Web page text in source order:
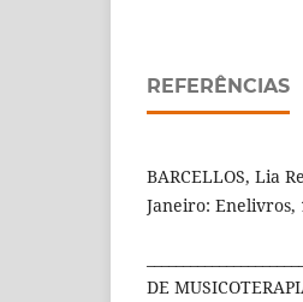
REFERÊNCIAS
BARCELLOS, Lia
Janeiro: Enelivros,
DE